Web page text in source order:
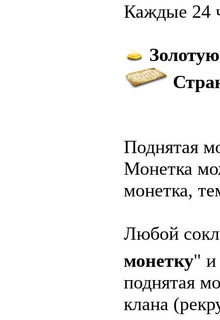
Каждые 24
Поднятая
Монетка
монетка,
Любой
монетку"
поднятая
клана